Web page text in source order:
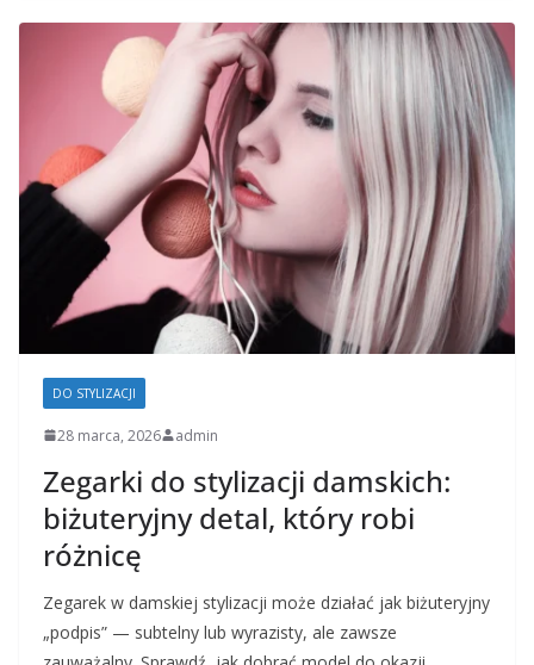
DO STYLIZACJI
28 marca, 2026 admin
Zegarki do stylizacji damskich:
biżuteryjny detal, który robi
różnicę
Zegarek w damskiej stylizacji może działać jak biżuteryjny
„podpis” — subtelny lub wyrazisty, ale zawsze